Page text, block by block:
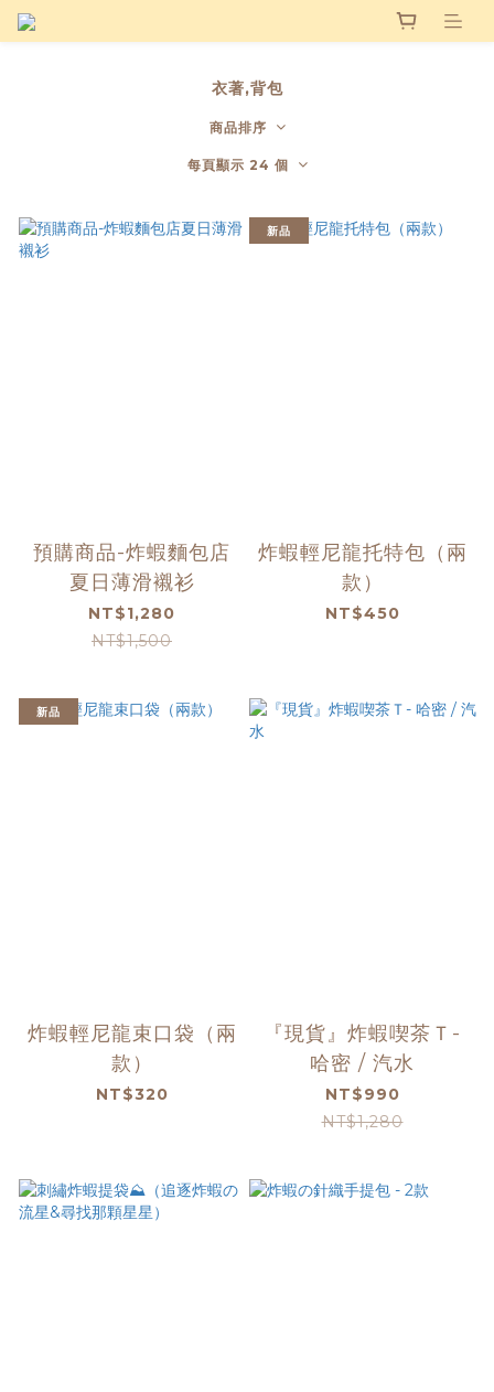
衣著,背包
商品排序
每頁顯示 24 個
預購商品-炸蝦麵包店
夏日薄滑襯衫
NT$1,280
NT$1,500
新品
炸蝦輕尼龍托特包（兩
款）
NT$450
新品
炸蝦輕尼龍束口袋（兩
款）
NT$320
『現貨』炸蝦喫茶Ｔ-
哈密 / 汽水
NT$990
NT$1,280